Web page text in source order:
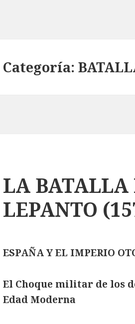
Categoría:
LA BATALLA
LEPANTO
ESPAÑA Y EL IMPERIO
El Choque militar de los
Edad Moderna